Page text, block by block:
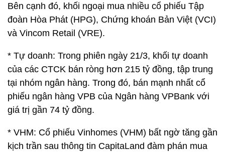
Bên cạnh đó, khối ngoại mua nhiều cổ phiếu Tập
đoàn Hòa Phát (HPG), Chứng khoán Bản Việt (VCI)
và Vincom Retail (VRE).
* Tự doanh: Trong phiên ngày 21/3, khối tự doanh
của các CTCK bán ròng hơn 215 tỷ đồng, tập trung
tại nhóm ngân hàng. Trong đó, bán mạnh nhất cổ
phiếu ngân hàng VPB của Ngân hàng VPBank với
giá trị gần 74 tỷ đồng.
* VHM: Cổ phiếu Vinhomes (VHM) bất ngờ tăng gần
kịch trần sau thông tin CapitaLand đàm phán mua